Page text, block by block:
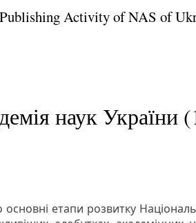
Activity of NAS of
наук
етапи розвитку